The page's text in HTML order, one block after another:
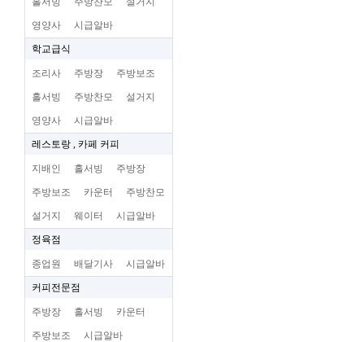
영양사 시급알바
학교급식
조리사 주방장 주방보조
홀서빙 주방찬모 설거지
영양사 시급알바
레스토랑 , 카페 커피
지배인 홀서빙 주방장
주방보조 카운터 주방찬모
설거지 웨이터 시급알바
정육점
종업원 배달기사 시급알바
커피전문점
주방장 홀서빙 카운터
주방보조 시급알바